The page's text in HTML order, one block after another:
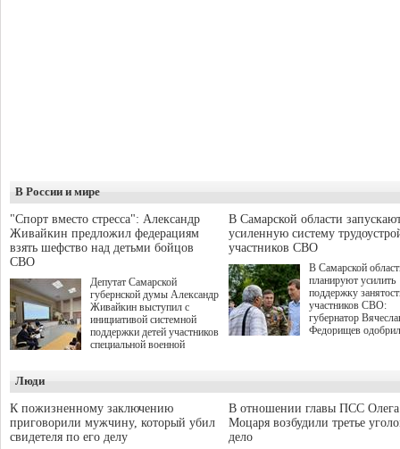
В России и мире
"Спорт вместо стресса": Александр
Живайкин предложил федерациям
взять шефство над детьми бойцов
СВО
Депутат Самарской
губернской думы Александр
Живайкин выступил с
инициативой системной
поддержки детей участников
специальной военной
"Помощь фронту и семьям
участников СВО", которая
прошла в Отрадном 7
августа.
В Самарской области
усиленную систему
участников СВО
В Самарской
планируют усилить
поддержку
участников СВО:
губернатор
Федорищев
на трудоустройство
спокойную
мирной жизни.
Люди
К пожизненному заключению
приговорили мужчину, который убил
свидетеля по его делу
В отношении главы ПСС Олега
Моцаря возбудили третье
дело